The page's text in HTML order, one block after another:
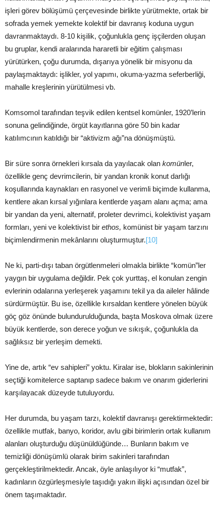
işleri görev bölüşümü çerçevesinde birlikte yürütmekte, ortak bir
sofrada yemek yemekte kolektif bir davranış koduna uygun
davranmaktaydı. 8-10 kişilik, çoğunlukla genç işçilerden oluşan
bu gruplar, kendi aralarında hararetli bir eğitim çalışması
yürütürken, çoğu durumda, dışarıya yönelik bir misyonu da
paylaşmaktaydı: işlikler, yol yapımı, okuma-yazma seferberliği,
mahalle kreşlerinin yürütülmesi vb.
Komsomol tarafından teşvik edilen kentsel komünler, 1920’lerin
sonuna gelindiğinde, örgüt kayıtlarına göre 50 bin kadar
katılımcının katıldığı bir “aktivizm ağı”na dönüşmüştü.
Bir süre sonra örnekleri kırsala da yayılacak olan komünler,
özellikle genç devrimcilerin, bir yandan kronik konut darlığı
koşullarında kaynakları en rasyonel ve verimli biçimde kullanma,
kentlere akan kırsal yığınlara kentlerde yaşam alanı açma; ama
bir yandan da yeni, alternatif, proleter devrimci, kolektivist yaşam
formları, yeni ve kolektivist bir ethos, komünist bir yaşam tarzını
biçimlendirmenin mekânlarını oluşturmuştur.[10]
Ne ki, parti-dışı taban örgütlenmeleri olmakla birlikte “komün”ler
yaygın bir uygulama değildir. Pek çok yurttaş, el konulan zengin
evlerinin odalarına yerleşerek yaşamını tekil ya da aileler hâlinde
sürdürmüştür. Bu ise, özellikle kırsaldan kentlere yönelen büyük
göç göz önünde bulundurulduğunda, başta Moskova olmak üzere
büyük kentlerde, son derece yoğun ve sıkışık, çoğunlukla da
sağlıksız bir yerleşim demekti.
Yine de, artık “ev sahipleri” yoktu. Kiralar ise, blokların sakinlerinin
seçtiği komitelerce saptanıp sadece bakım ve onarım giderlerini
karşılayacak düzeyde tutuluyordu.
Her durumda, bu yaşam tarzı, kolektif davranışı gerektirmektedir:
özellikle mutfak, banyo, koridor, avlu gibi birimlerin ortak kullanım
alanları oluşturduğu düşünüldüğünde… Bunların bakım ve
temizliği dönüşümlü olarak birim sakinleri tarafından
gerçekleştirilmektedir. Ancak, öyle anlaşılıyor ki “mutfak”,
kadınların özgürleşmesiyle taşıdığı yakın ilişki açısından özel bir
önem taşımaktadır.